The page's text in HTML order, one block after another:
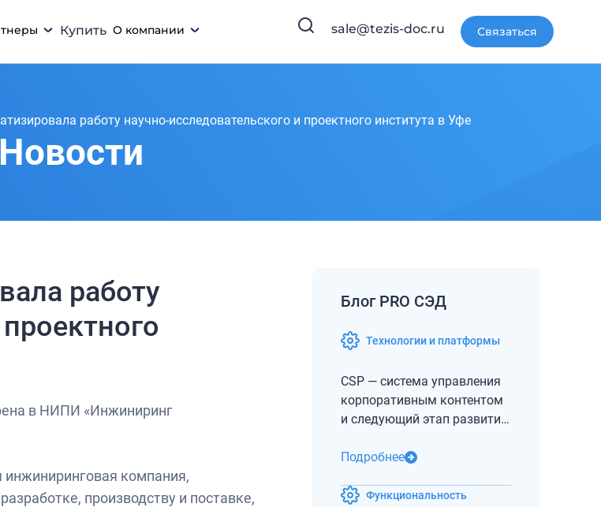
Купить О компании sale@tezis-doc.ru Связаться
работу научно-исследовательского и проектного института в Уфе
Новости
работу
в НИПИ «Инжиниринг
компания,
производству и поставке,
Блог PRO СЭД
Технологии и платформы
CSP — система управления
корпоративным контентом
и следующий этап развития
Подробнее
Функциональность